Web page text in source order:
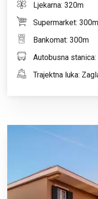
Ljekarna: 320m
Supermarket: 300m
Bankomat: 300m
Autobusna
Trajektna luka: